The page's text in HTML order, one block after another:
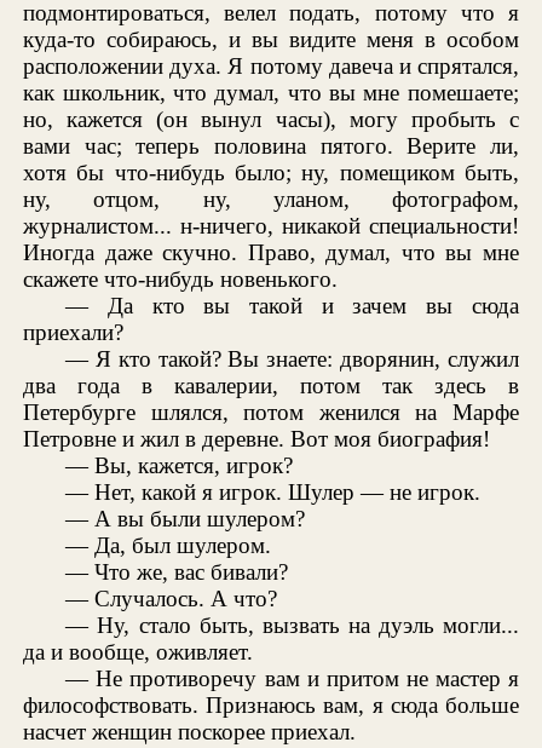
подмонтироваться, велел подать, потому что я
куда-то собираюсь, и вы видите меня в особом
расположении духа. Я потому давеча и спрятался,
как школьник, что думал, что вы мне помешаете;
но, кажется (он вынул часы), могу пробыть с
вами час; теперь половина пятого. Верите ли,
хотя бы что-нибудь было; ну, помещиком быть,
ну, отцом, ну, уланом, фотографом,
журналистом... н-ничего, никакой специальности!
Иногда даже скучно. Право, думал, что вы мне
скажете что-нибудь новенького.
— Да кто вы такой и зачем вы сюда
приехали?
— Я кто такой? Вы знаете: дворянин, служил
два года в кавалерии, потом так здесь в
Петербурге шлялся, потом женился на Марфе
Петровне и жил в деревне. Вот моя биография!
— Вы, кажется, игрок?
— Нет, какой я игрок. Шулер — не игрок.
— А вы были шулером?
— Да, был шулером.
— Что же, вас бивали?
— Случалось. А что?
— Ну, стало быть, вызвать на дуэль могли...
да и вообще, оживляет.
— Не противоречу вам и притом не мастер я
философствовать. Признаюсь вам, я сюда больше
насчет женщин поскорее приехал.